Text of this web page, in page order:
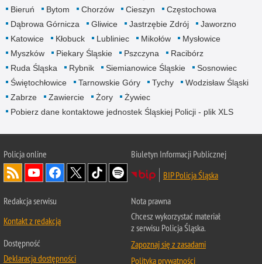
Bieruń
Bytom Chorzów Cieszyn
Częstochowa
Dąbrowa Górnicza
Gliwice Jastrzębie Zdrój
Jaworzno
Katowice
Kłobuck Lubliniec Mikołów
Mysłowice
Myszków
Piekary Śląskie Pszczyna
Racibórz
Ruda Śląska
Rybnik Siemianowice Śląskie
Sosnowiec
Świętochłowice
Tarnowskie Góry Tychy
Wodzisław Śląski
Zabrze
Zawiercie Żory
Żywiec
Pobierz dane kontaktowe jednostek Śląskiej Policji - plik XLS
Policja online
Biuletyn Informacji Publicznej
BIP Policja Śląska
Redakcja serwisu
Kontakt z redakcją
Dostępność
Deklaracja dostępności
Nota prawna
Chcesz wykorzystać materiał
z serwisu Policja Śląska.
Zapoznaj się z zasadami
Polityka prywatności